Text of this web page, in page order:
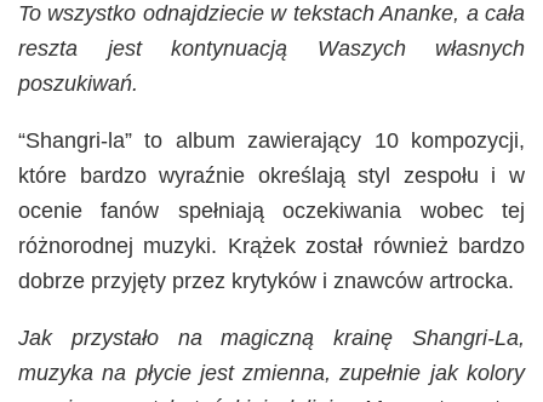
To wszystko odnajdziecie w tekstach Ananke, a cała
reszta jest kontynuacją Waszych własnych
poszukiwań.
“Shangri-la” to album zawierający 10 kompozycji,
które bardzo wyraźnie określają styl zespołu i w
ocenie fanów spełniają oczekiwania wobec tej
różnorodnej muzyki. Krążek został również bardzo
dobrze przyjęty przez krytyków i znawców artrocka.
Jak przystało na magiczną krainę Shangri-La,
muzyka na płycie jest zmienna, zupełnie jak kolory